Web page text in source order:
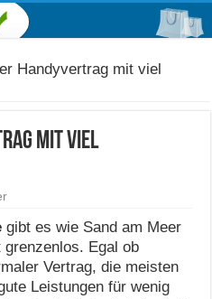
Handyvertrag mit viel
mit viel
gibt es wie Sand am Meer
grenzenlos. Egal ob
Vertrag, die meisten
Leistungen für wenig